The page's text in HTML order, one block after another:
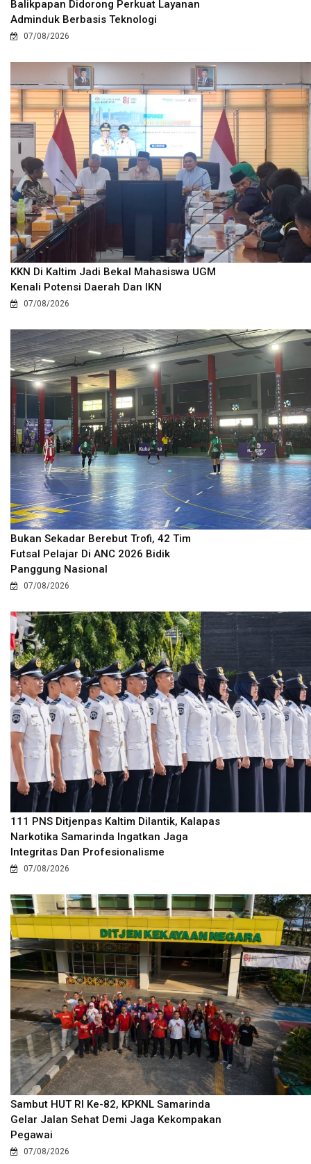
Balikpapan Didorong Perkuat Layanan
Adminduk Berbasis Teknologi
07/08/2026
KKN Di Kaltim Jadi Bekal Mahasiswa UGM
Kenali Potensi Daerah Dan IKN
07/08/2026
Bukan Sekadar Berebut Trofi, 42 Tim
Futsal Pelajar Di ANC 2026 Bidik
Panggung Nasional
07/08/2026
111 PNS Ditjenpas Kaltim Dilantik, Kalapas
Narkotika Samarinda Ingatkan Jaga
Integritas Dan Profesionalisme
07/08/2026
Sambut HUT RI Ke-82, KPKNL Samarinda
Gelar Jalan Sehat Demi Jaga Kekompakan
Pegawai
07/08/2026